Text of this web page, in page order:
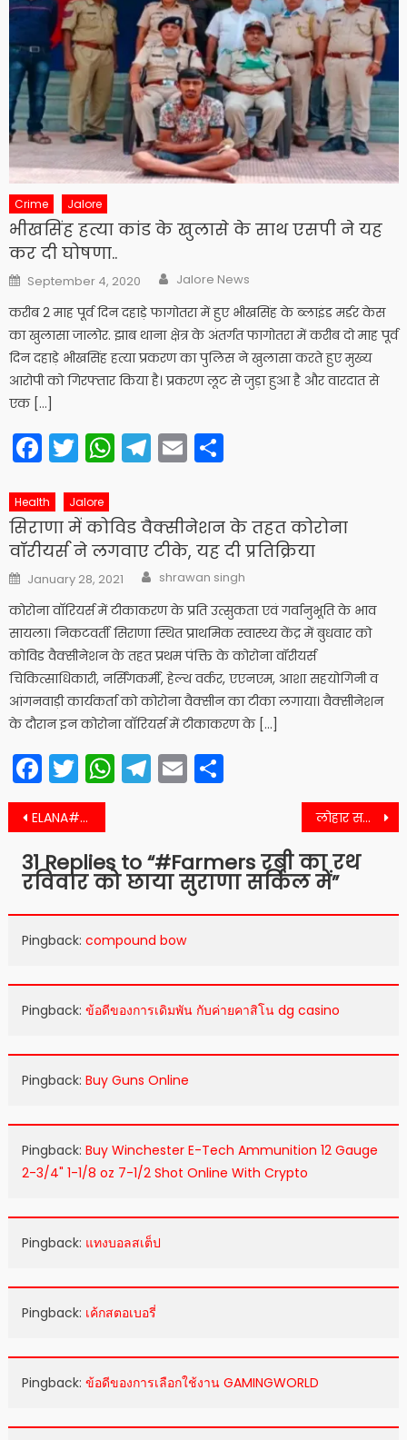
Crime Jalore
भीखसिंह हत्या कांड के खुलासे के साथ एसपी ने यह
कर दी घोषणा..
Posted
on
September 4, 2020 Author
Jalore News
करीब 2 माह पूर्व दिन दहाड़े फागोतरा में हुए भीखसिंह के ब्लाइंड मर्डर केस
का खुलासा जालोर. झाब थाना क्षेत्र के अंतर्गत फागोतरा में करीब दो माह पूर्व
दिन दहाड़े भीखसिंह हत्या प्रकरण का पुलिस ने खुलासा करते हुए मुख्य
आरोपी को गिरफ्तार किया है। प्रकरण लूट से जुड़ा हुआ है और वारदात से
एक […]
Facebook
Twitter
WhatsApp
Telegram
Email
Health Jalore
सिराणा में कोविड वैक्सीनेशन के तहत कोरोना
वाॅरीयर्स ने लगवाए टीके, यह दी प्रतिक्रिया
Posted
on
January 28, 2021 Author
shrawan singh
कोरोना वाॅरियर्स में टीकाकरण के प्रति उत्सुकता एवं गर्वानुभूति के भाव
सायला। निकटवर्ती सिराणा स्थित प्राथमिक स्वास्थ्य केंद्र में बुधवार को
कोविड वैक्सीनेशन के तहत प्रथम पंक्ति के कोरोना वॉरीयर्स
चिकित्साधिकारी, नर्सिंगकर्मी, हेल्थ वर्कर, एएनएम, आशा सहयोगिनी व
आंगनवाड़ी कार्यकर्ता को कोरोना वैक्सीन का टीका लगाया। वैक्सीनेशन
के दौरान इन कोरोना वाॅरियर्स में टीकाकरण के […]
Facebook
Twitter
WhatsApp
Telegram
Email
Post
navigation
ELANA# दवे का किया सम्मान जानिए वजह लोहार समाज के पंचो द्वारा हुका पानी बंद करने पर न्याय की मांग को लेकर न्यायालय से लगाई गुहार
31 Replies to “#Farmers रबी का रथ
रविवार को छाया सुराणा सर्किल में”
Pingback: compound bow
Pingback: ข้อดีของการเดิมพัน กับค่ายคาสิโน dg casino
Pingback: Buy Guns Online
Pingback: Buy Winchester E-Tech Ammunition 12 Gauge
2-3/4" 1-1/8 oz 7-1/2 Shot Online With Crypto
Pingback: แทงบอลสเต็ป
Pingback: เค้กสตอเบอรี่
Pingback: ข้อดีของการเลือกใช้งาน GAMINGWORLD